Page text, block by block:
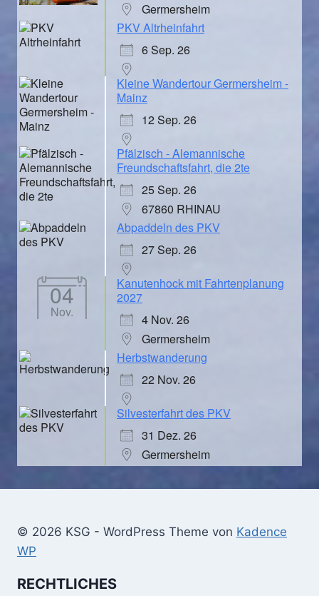
Germersheim
PKV Altrheinfahrt
6 Sep. 26
Kleine Wandertour Germersheim -
Mainz
12 Sep. 26
Pfälzisch - Alemannische
Freundschaftsfahrt, die 2te
25 Sep. 26
67860 RHINAU
Abpaddeln des PKV
27 Sep. 26
04
Nov.
Kanutenhock mit Fahrtenplanung
2027
4 Nov. 26
Germersheim
Herbstwanderung
22 Nov. 26
Silvesterfahrt des PKV
31 Dez. 26
Germersheim
© 2026 KSG - WordPress Theme von Kadence
WP
RECHTLICHES